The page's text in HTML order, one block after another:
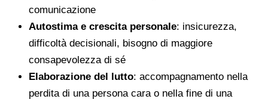
comunicazione
Autostima e crescita personale: insicurezza,
difficoltà decisionali, bisogno di maggiore
consapevolezza di sé
Elaborazione del lutto: accompagnamento nella
perdita di una persona cara o nella fine di una